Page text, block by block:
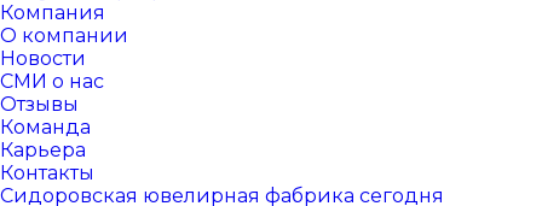
Компания
О компании
Новости
СМИ о нас
Отзывы
Команда
Карьера
Контакты
Сидоровская ювелирная фабрика сегодня